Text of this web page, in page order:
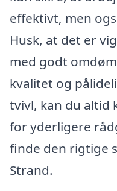
effektivt, men
Husk, at det er
med godt
kvalitet og
tvivl, kan du altid
for yderligere
finde den rigtige
Strand.